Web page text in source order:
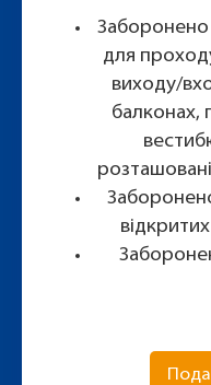
Заборонено
для
виходу/
балконах,